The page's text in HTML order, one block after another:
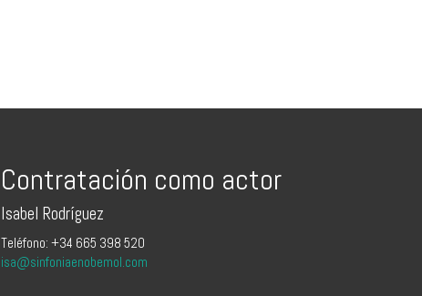
Contratación como actor
Isabel Rodríguez
Teléfono: +34 665 398 520
isa@sinfoniaenobemol.com